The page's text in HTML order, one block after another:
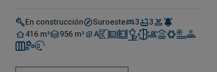
En construcción Suroeste 3
3
416 m²
956 m² A